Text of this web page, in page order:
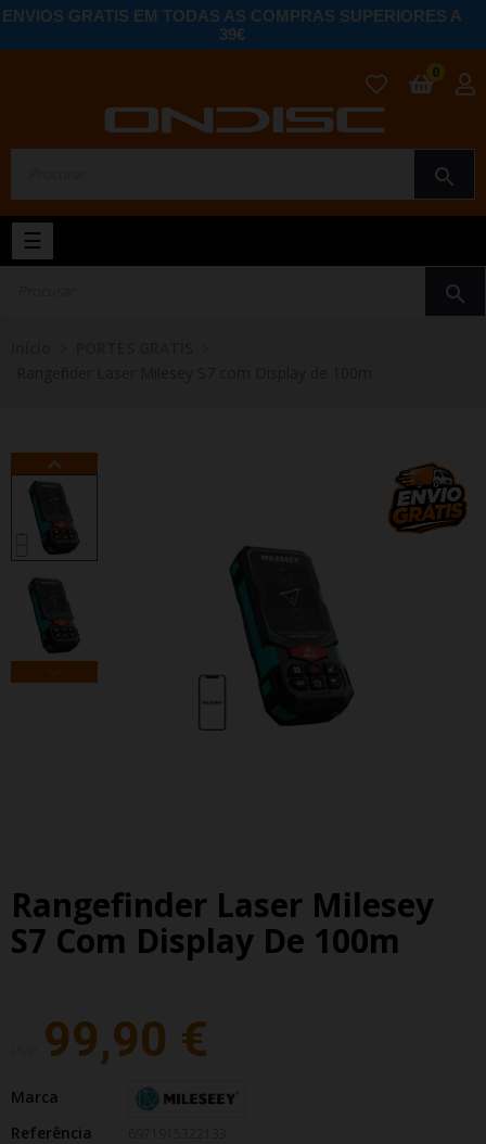
ENVIOS GRATIS EM TODAS AS COMPRAS SUPERIORES A
39€
search
0
Toggle
navigation
☰
search
Rangefinder Laser Milesey
S7 Com Display De 100m
99,90 €
Marca
Referência